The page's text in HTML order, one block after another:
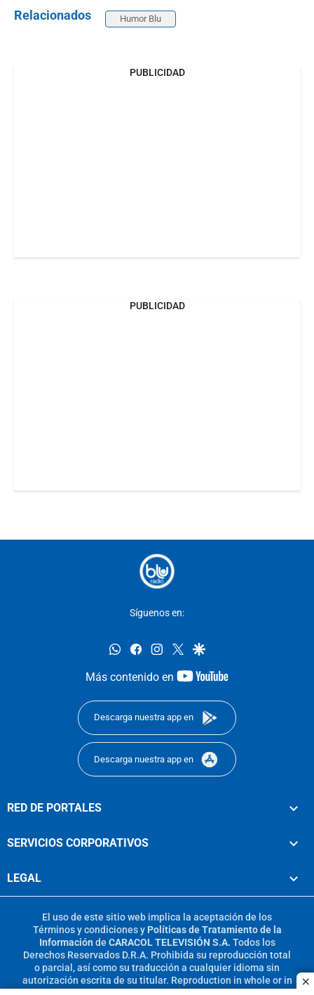
Relacionados Humor Blu
PUBLICIDAD
PUBLICIDAD
Síguenos en:
whatsappfacebookinstagram
twittergoogle
Más contenido en
youtube-
Descarga nuestra app en
Descarga nuestra app en
RED DE PORTALES
SERVICIOS CORPORATIVOS
LEGAL
El uso de este sitio web implica la aceptación de los
Términos y condicionesy Políticas de Tratamiento de la
Información de CARACOL TELEVISIÓN S.A. Todos los
Derechos Reservados D.R.A. Prohibida su reproducción total
o parcial, así como su traducción a cualquier idioma sin
autorización escrita de su titular. Reproduction in whole or in